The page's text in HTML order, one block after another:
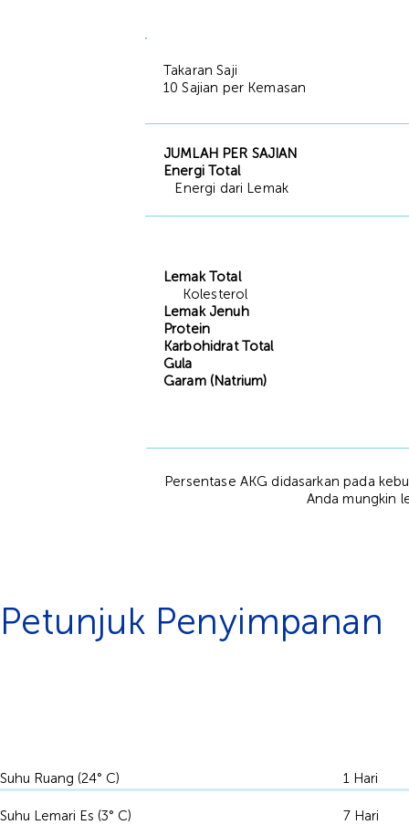
Takaran Saji
10 Sajian per Kemasan
JUMLAH PER SAJIAN
Energi Total
Energi dari Lemak
Lemak Total
Kolesterol
Lemak Jenuh
Protein
Karbohidrat Total
Gula
Garam (Natrium)
Persentase AKG didasarkan pada
Anda mungkin
Petunjuk Penyimpanan
Suhu Ruang (24° C)
Suhu Lemari Es (3° C)
1 Hari
7 Hari